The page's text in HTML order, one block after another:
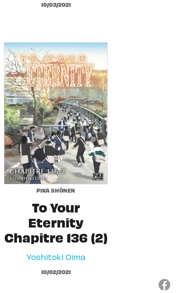
10/03/2021
PIKA SHÔNEN
To Your
Eternity
Chapitre 136 (2)
Yoshitoki Oima
10/02/2021